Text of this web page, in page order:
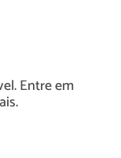
Entre em